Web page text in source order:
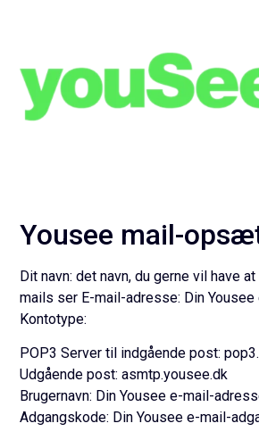
Yousee mail-
Dit navn:det navn, du gerne vil have
mails ser E-mail-adresse: Din
Kontotype:
POP3Server til indgående post:
Udgående post:asmtp.yousee.dk
Brugernavn: Din Yousee e-mail-
Adgangskode: Din Yousee e-mail-